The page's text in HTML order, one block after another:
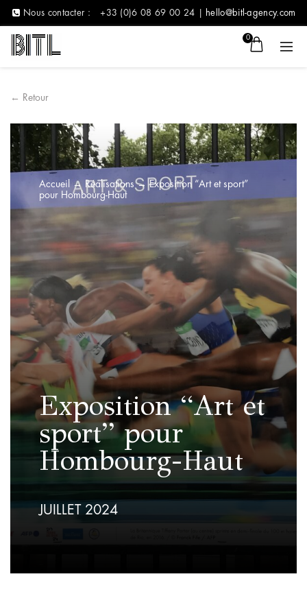
Nous contacter : +33 (0)6 08 69 00 24 | hello@bitl-agency.com
0
← Retour
Accueil → Réalisations→Exposition “Art et sport”
pour Hombourg-Haut
Exposition “Art et
sport” pour
Hombourg-Haut
JUILLET 2024